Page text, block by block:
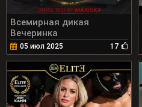
Всемирная дикая
Вечеринка
05 июл 2025 17